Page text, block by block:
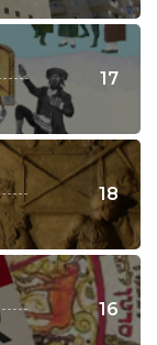
17
18
16